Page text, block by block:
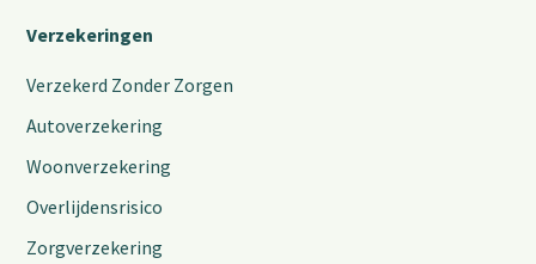
Verzekeringen
Verzekerd Zonder Zorgen
Autoverzekering
Woonverzekering
Overlijdensrisico
Zorgverzekering